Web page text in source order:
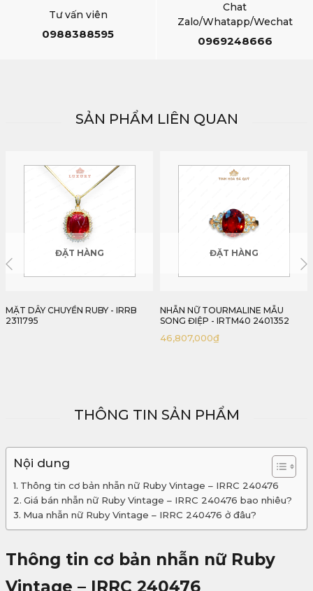
Tư vấn viên
0988388595
Chat
Zalo/Whatapp/Wechat
0969248666
SẢN PHẨM LIÊN QUAN
ĐẶT HÀNG
NHẪN NỮ TOURMALINE MẪU
SONG ĐIỆP - IRTM40 2401352
ĐẶT HÀNG
MẪU LẮC TAY ĐA SẮC KẾT KIM
CƯƠNG - IRLT 240374
THÔNG TIN SẢN PHẨM
Nội dung
Thông tin cơ bản nhẫn nữ Ruby Vintage – IRRC 240476
Giá bán nhẫn nữ Ruby Vintage – IRRC 240476 bao nhiêu?
Mua nhẫn nữ Ruby Vintage – IRRC 240476 ở đâu?
Thông tin cơ bản nhẫn nữ Ruby
Vintage – IRRC 240476